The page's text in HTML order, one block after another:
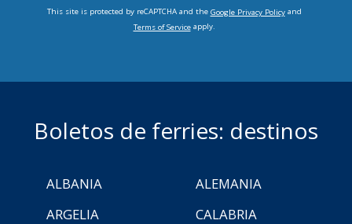
This site is protected by reCAPTCHA and the Google Privacy Policyand
Terms of Serviceapply.
Boletos de ferries: destinos
ALBANIA
ALEMANIA
ARGELIA
CALABRIA